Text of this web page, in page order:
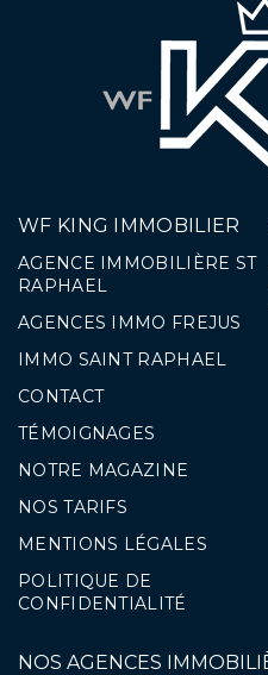
WF KING IMMOBILIER
AGENCE IMMOBILIÈRE ST
RAPHAEL
AGENCES IMMO FREJUS
IMMO SAINT RAPHAEL
CONTACT
TÉMOIGNAGES
NOTRE MAGAZINE
NOS TARIFS
MENTIONS LÉGALES
POLITIQUE DE
CONFIDENTIALITÉ
NOS AGENCES